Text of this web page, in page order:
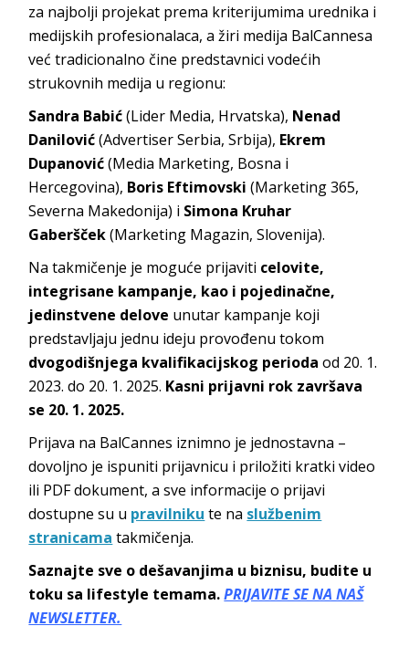
za najbolji projekat prema kriterijumima urednika i
medijskih profesionalaca, a žiri medija BalCannesa
već tradicionalno čine predstavnici vodećih
strukovnih medija u regionu:
Sandra Babić(Lider Media, Hrvatska), Nenad
Danilović(Advertiser Serbia, Srbija), Ekrem
Dupanović(Media Marketing, Bosna i
Hercegovina), Boris Eftimovski (Marketing 365,
Severna Makedonija) i Simona Kruhar
Gaberšček(Marketing Magazin, Slovenija).
Na takmičenje je moguće prijaviti celovite,
integrisane kampanje, kao i pojedinačne,
jedinstvene delove unutar kampanje koji
predstavljaju jednu ideju provođenu tokom
dvogodišnjega kvalifikacijskog perioda od 20. 1.
2023. do 20. 1. 2025. Kasni prijavni rok završava
se 20. 1. 2025.
Prijava na BalCannes iznimno je jednostavna –
dovoljno je ispuniti prijavnicu i priložiti kratki video
ili PDF dokument, a sve informacije o prijavi
dostupne su u pravilniku te na službenim
stranicama takmičenja.
Saznajte sve o dešavanjima u biznisu, budite u
toku sa lifestyle temama.PRIJAVITE SE NA NAŠ
NEWSLETTER.